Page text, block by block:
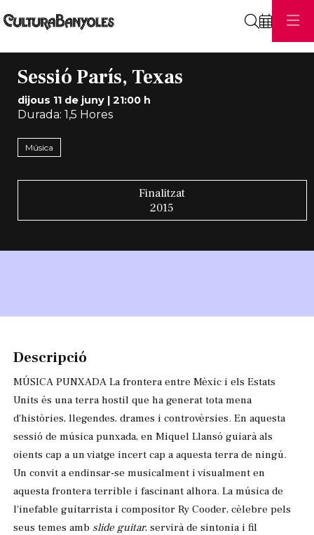
Sessió París, Texas
dijous 11 de juny| 21:00 h
Durada: 1,5 Hores
Música
Finalitzat
2015
Descripció
MÚSICA PUNXADA La frontera entre Mèxic i els Estats
Units és una terra hostil que ha generat tota mena
d'històries, llegendes, drames i controvèrsies. En aquesta
sessió de música punxada, en Miquel Llansó guiarà als
oients cap a un viatge incert cap a aquesta terra de ningú.
Un convit a endinsar-se musicalment i visualment en
aquesta frontera terrible i fascinant alhora. La música de
l'inefable guitarrista i compositor Ry Cooder, cèlebre pels
seus temes amb slide guitar, servirà de sintonia i fil